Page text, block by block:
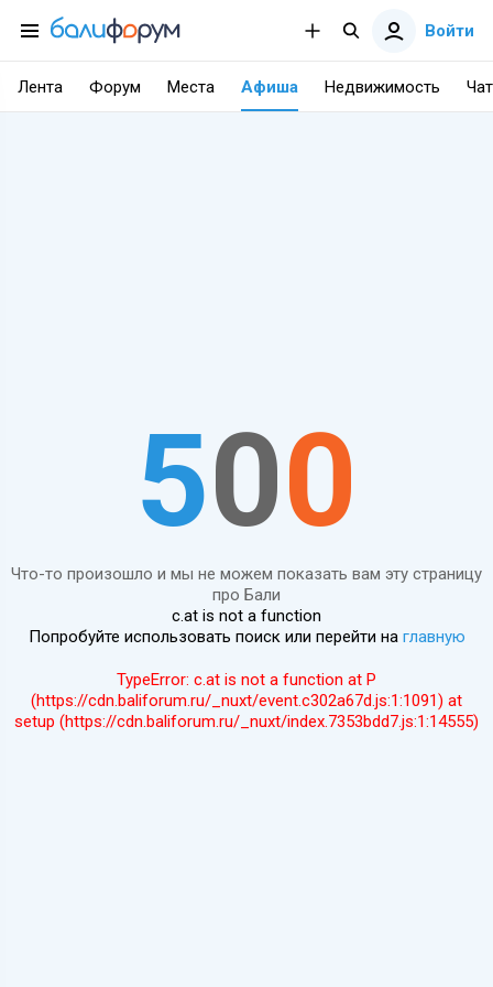
Войти
Лента Форум Места Афиша Недвижимость Чат
500
Что-то произошло и мы не можем показать вам эту страницу
про Бали
c.at is not a function
Попробуйте использовать поиск или перейти на главную
TypeError: c.at is not a function at P
(https://cdn.baliforum.ru/_nuxt/event.c302a67d.js:1:1091) at
setup (https://cdn.baliforum.ru/_nuxt/index.7353bdd7.js:1:14555)